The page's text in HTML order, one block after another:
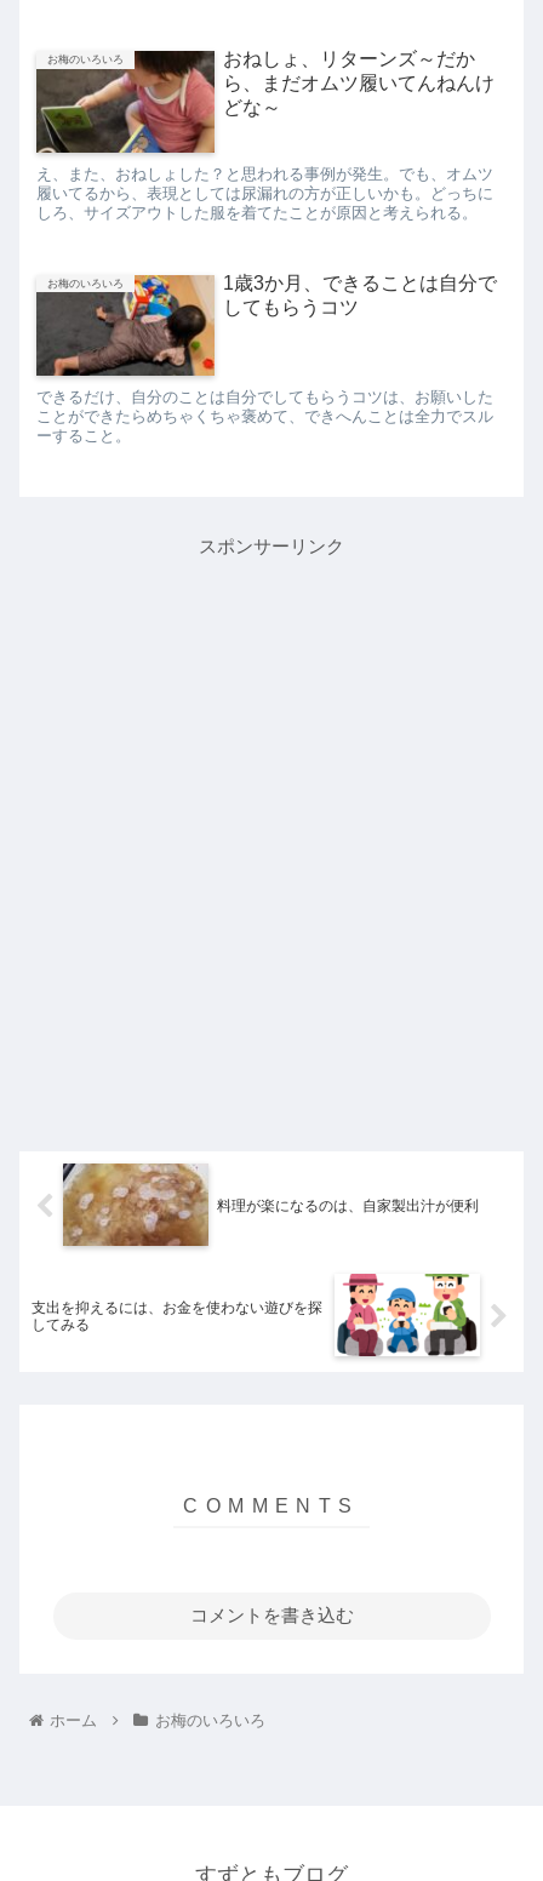
お梅のいろいろ
おねしょ、リターンズ～だか
ら、まだオムツ履いてんねんけ
どな～
え、また、おねしょした？と思われる事例が発生。でも、オムツ
履いてるから、表現としては尿漏れの方が正しいかも。どっちに
しろ、サイズアウトした服を着てたことが原因と考えられる。
お梅のいろいろ
1歳3か月、できることは自分で
してもらうコツ
できるだけ、自分のことは自分でしてもらうコツは、お願いした
ことができたらめちゃくちゃ褒めて、できへんことは全力でスル
ーすること。
スポンサーリンク
料理が楽になるのは、自家製出汁が便利
支出を抑えるには、お金を使わない遊びを探
してみる
コメントを書き込む
ホーム お梅のいろいろ
すずともブログ